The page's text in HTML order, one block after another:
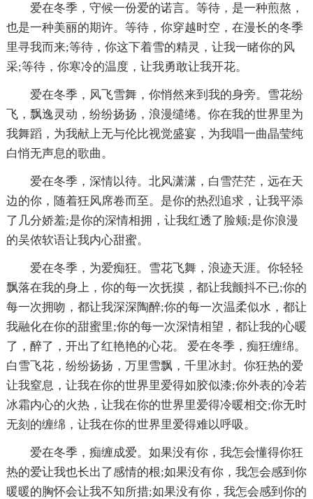
爱在冬季，守候一份爱的诺言。等待，是一种煎熬，
也是一种美丽的期许。等待，你穿越时空，在漫长的冬季
里寻我而来;等待，你这下着雪的精灵，让我一睹你的风
采;等待，你寒冷的温度，让我勇敢让我开花。
爱在冬季，风飞雪舞，你悄然来到我的身旁。雪花纷
飞，飘逸灵动，纷纷扬扬，浪漫缱绻。你在我的世界里为
我舞蹈，为我献上无与伦比视觉盛宴，为我唱一曲晶莹纯
白悄无声息的歌曲。
爱在冬季，深情以待。北风潇潇，白雪茫茫，远在天
边的你，随着狂风席卷而至。是你的热烈追求，让我平添
了几分娇羞;是你的深情相拥，让我红透了脸颊;是你浪漫
的吴侬软语让我内心甜蜜。
爱在冬季，为爱痴狂。雪花飞舞，浪迹天涯。你轻轻
飘落在我的身上，你的每一次抚摸，都让我颤抖不已;你的
每一次拥吻，都让我深深陶醉;你的每一次温柔似水，都让
我融化在你的甜蜜里;你的每一次深情相望，都让我的心暖
了，醉了，开出了红艳艳的心花。 爱在冬季，痴狂缠绵。
白雪飞花，纷纷扬扬，万里雪飘，千里冰封。你狂热的爱
让我窒息，让我在你的世界里爱得如胶似漆;你外表的冷若
冰霜内心的火热，让我在你的世界里爱得冷暖相交;你无时
无刻的缠绵，让我在你的世界里爱得难以呼吸。
爱在冬季，痴缠成爱。如果没有你，我怎会懂得你狂
热的爱让我也长出了感情的根;如果没有你，我怎会感到你
暖暖的胸怀会让我不知所措;如果没有你，我怎会感到你的